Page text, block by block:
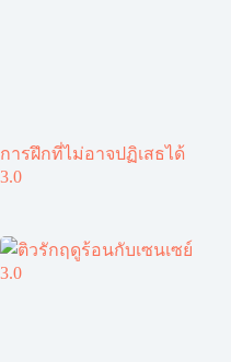
การฝึกที่ไม่อาจปฏิเสธได้
3.0